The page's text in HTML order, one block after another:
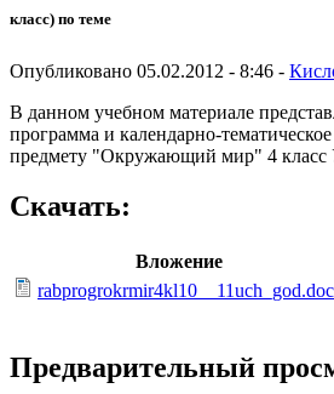
класс) по теме
Опубликовано 05.02.2012 - 8:46 -
В данном учебном материале
программа и календарно-
предмету "Окружающий мир" 4
Скачать:
Вложение
Предварительный